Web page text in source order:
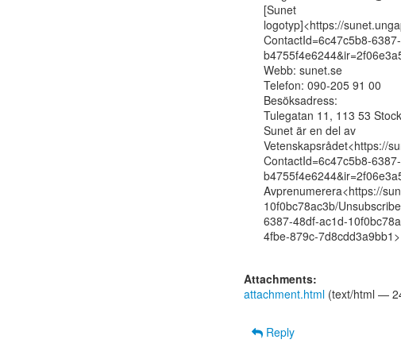
[Sunet
logotyp]<https://
ContactId=6c47c5b8-
Webb: sunet.se
Telefon: 090-205 91 00
Besöksadress:
Tulegatan 11, 113 53
Sunet är en del av
Vetenskapsrådet<https://
ContactId=6c47c5b8-
Avprenumerera<https://
10f0bc78ac3b/
6387-48df-ac1d-
4fbe-879c-7d8cdd3a9bb1>
Attachments:
attachment.html (text/html —
Reply